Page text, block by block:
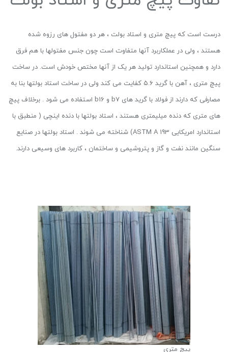
درست است که پیچ متری و استاد بولت ، هر دو مفتول های رزوه شده
هستند ، ولی در عملکاربرد آنها متفاوت است چون جنس مفتولها با هم فرق
دارد و همچنین استاندارد تولید هر یک از آنها مختص خودش است. در ساخت
پیچ متری ، آهن با گرید ۵.۶ کفایت می کند ولی در ساخت استاد بولتها بنا به
مصارفی که دارند از فولاد با گرید های b7 و b16 استفاده می شود . برخلاف پیچ
های متری که دنده میلیمتری هستند ، استاد بولتها با دنده اینچی ( منطبق با
استاندارد امریکایی ASTM A 193) شناخته می شوند . استاد بولتها در صنایع
سنگین مانند نفت و گاز و پتروشیمی و ساختمان ، کاربرد های وسیعی دارند.
پیچ متری